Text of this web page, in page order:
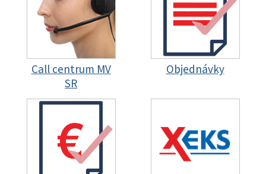
Call centrum MV
SR
Objednávky